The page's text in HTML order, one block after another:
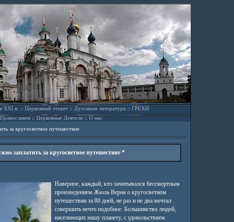
XXI в.::Церковный этикет::Духовная литература::ГРЕХИ
::Церковные Деятели::О нас
за кругосветное путешествие
заплатить за кругосветное путешествие *
Наверное, каждый, кто зачитывался бессмертным
произведением Жюль Верна о кругосветном
путешествии за 80 дней, не раз и не два мечтал
совершить нечто подобное. Большинство людей,
населяющих нашу планету, с удовольствием